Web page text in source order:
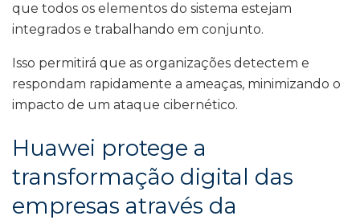
que todos os elementos do sistema estejam
integrados e trabalhando em conjunto.
Isso permitirá que as organizações detectem e
respondam rapidamente a ameaças, minimizando o
impacto de um ataque cibernético.
Huawei protege a
transformação digital das
empresas através da